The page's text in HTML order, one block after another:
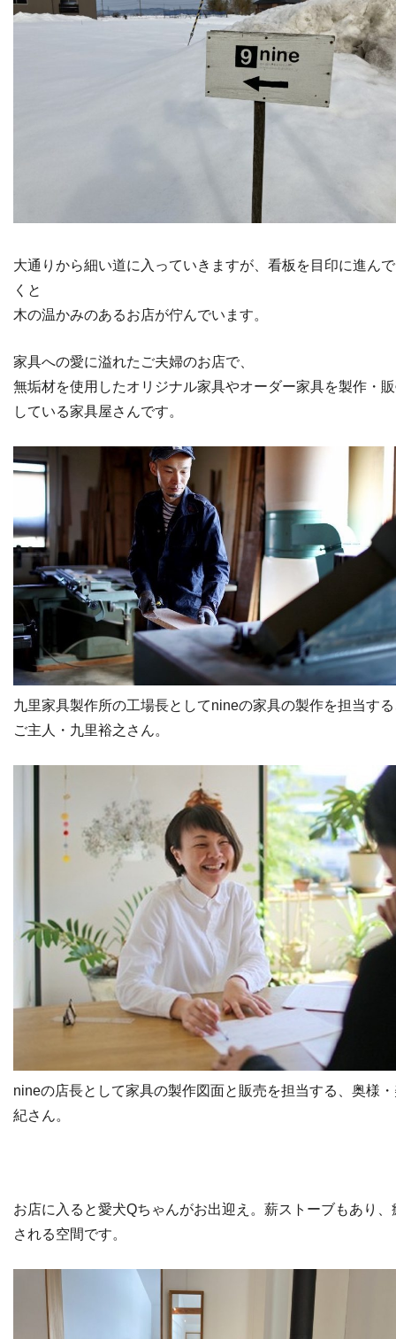
大通りから細い道に入っていきますが、看板を目印に進ん
くと
木の温かみのあるお店が佇んでいます。
家具への愛に溢れたご夫婦のお店で、
無垢材を使用したオリジナル家具やオーダー家具を製作・
している家具屋さんです。
九里家具製作所の工場長としてnineの家具の製作を担当す
ご主人・九里裕之さん。
nineの店長として家具の製作図面と販売を担当する、奥様
紀さん。
お店に入ると愛犬Qちゃんがお出迎え。薪ストーブもあり、
される空間です。